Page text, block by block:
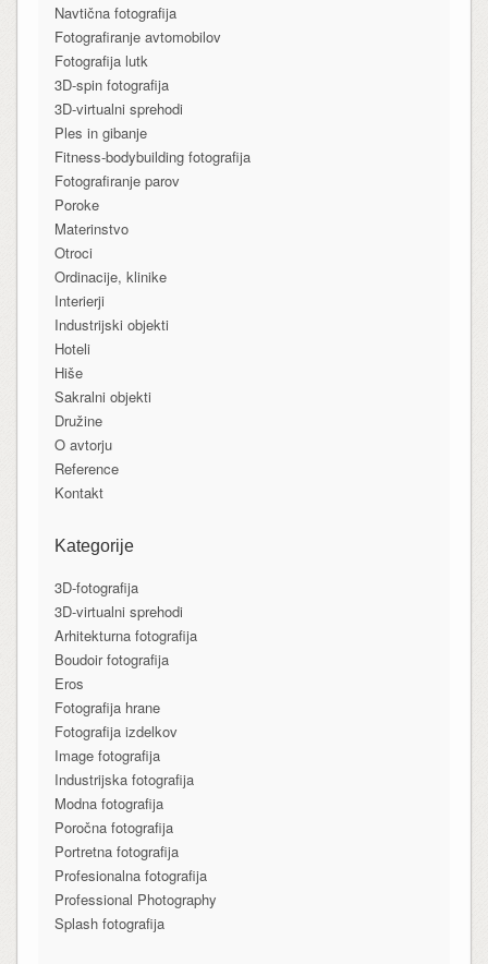
Navtična fotografija
Fotografiranje avtomobilov
Fotografija lutk
3D-spin fotografija
3D-virtualni sprehodi
Ples in gibanje
Fitness-bodybuilding fotografija
Fotografiranje parov
Poroke
Materinstvo
Otroci
Ordinacije, klinike
Interierji
Industrijski objekti
Hoteli
Hiše
Sakralni objekti
Družine
O avtorju
Reference
Kontakt
Kategorije
3D-fotografija
3D-virtualni sprehodi
Arhitekturna fotografija
Boudoir fotografija
Eros
Fotografija hrane
Fotografija izdelkov
Image fotografija
Industrijska fotografija
Modna fotografija
Poročna fotografija
Portretna fotografija
Profesionalna fotografija
Professional Photography
Splash fotografija